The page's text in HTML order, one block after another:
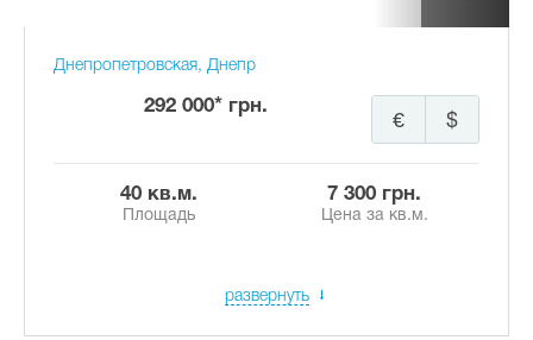
Днепропетровская, Днепр
292 000* грн.
$
€
40 кв.м.
Площадь
7 300 грн.
Цена за кв.м.
развернуть